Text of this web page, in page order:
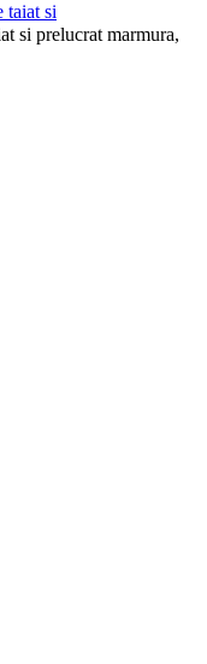
taiat si
si prelucrat marmura,